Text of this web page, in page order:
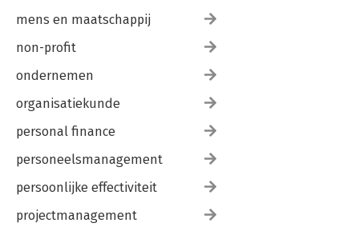
mens en maatschappij
non-profit
ondernemen
organisatiekunde
personal finance
personeelsmanagement
persoonlijke effectiviteit
projectmanagement